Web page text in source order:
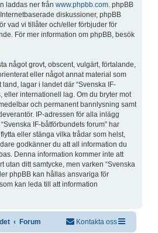
laddas ner från www.phpbb.com. phpBB
diskussioner, phpBB
vad vi tillåter och/eller förbjuder för
För mer information om phpBB, besök
något grovt, obscent, vulgärt, förtalande,
eller något annat material som
land, lagar i landet där “Svenska IF-
eller internationell lag. Om du bryter mot
och permanent bannlysning samt
IP-adressen för alla inlägg
IF-båtförbundets forum” har
eller stänga vilka trådar som helst,
godkänner du att all information du
Denna information kommer inte att
utan ditt samtycke, men varken “Svenska
phpBB kan hållas ansvariga för
kan leda till att information
Forum Kontakta oss